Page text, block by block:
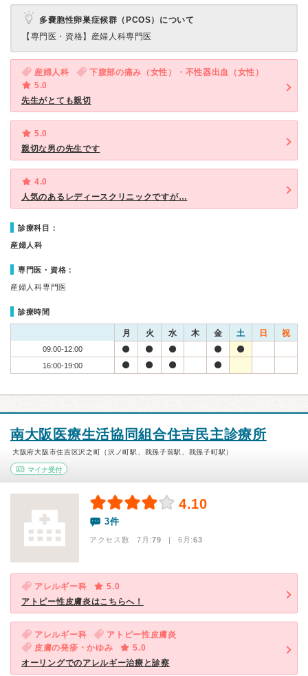
多嚢胞性卵巣症候群（PCOS）について
【専門医・資格】 産婦人科専門医
産婦人科
下腹部の痛み（女性）・不性器出血（女性）
5.0
先生がとても親切
5.0
親切な男の先生です
4.0
人気のあるレディースクリニックですが…
診療科目：
産婦人科
専門医・資格：
産婦人科専門医
診療時間
月 火 水 木 金 土 日 祝
09:00-12:00
16:00-19:00
南大阪医療生活協同組合住吉民主診療所
大阪府大阪市住吉区沢之町（沢ノ町駅、我孫子前駅、我孫子町駅）
マイナ受付
4.10
3件
アクセス数 7月:79 | 6月:63
アレルギー科
5.0
アトピー性皮膚炎はこちらへ！
アレルギー科
アトピー性皮膚炎
皮膚の発疹・かゆみ
5.0
オーリングでのアレルギー治療と診察